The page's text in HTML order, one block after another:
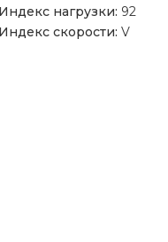
Индекс нагрузки: 92
Индекс скорости: V